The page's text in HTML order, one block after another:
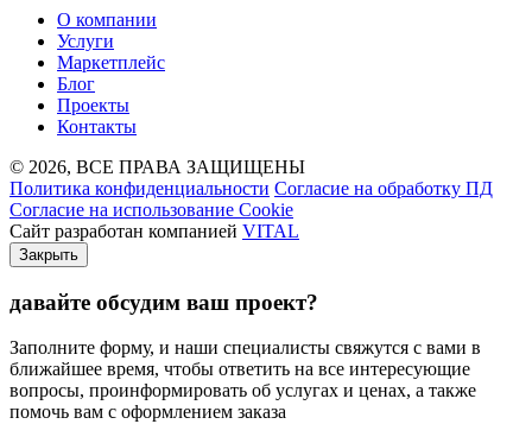
О компании
Услуги
Маркетплейс
Блог
Проекты
Контакты
© 2026, ВСЕ ПРАВА ЗАЩИЩЕНЫ
Политика конфиденциальности Согласие на обработку ПД
Согласие на использование Cookie
Сайт разработан компанией VITAL
Закрыть
давайте обсудим ваш проект?
Заполните форму, и наши специалисты свяжутся с вами в
ближайшее время, чтобы ответить на все интересующие
вопросы, проинформировать об услугах и ценах, а также
помочь вам с оформлением заказа